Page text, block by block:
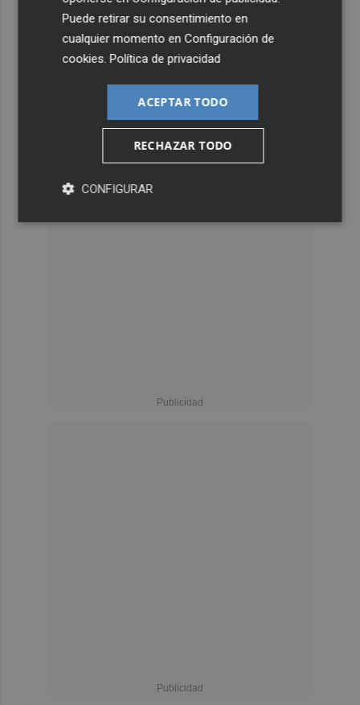
Puede retirar su consentimiento en
cualquier momento enConfiguración de
cookies .Política de privacidad
ACEPTAR TODO
RECHAZAR TODO
CONFIGURAR